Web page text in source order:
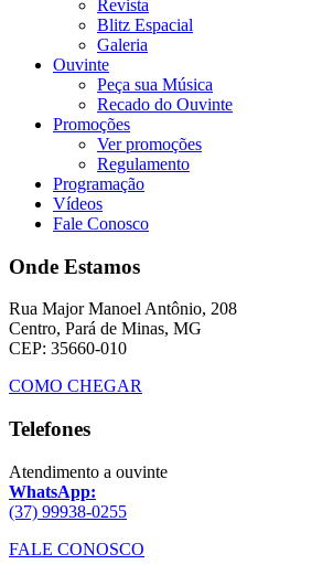
Revista
Blitz Espacial
Galeria
Ouvinte
Peça sua Música
Recado do Ouvinte
Promoções
Ver promoções
Regulamento
Programação
Vídeos
Fale Conosco
Onde Estamos
Rua Major Manoel Antônio, 208
Centro, Pará de Minas, MG
CEP: 35660-010
COMO CHEGAR
Telefones
Atendimento a ouvinte
WhatsApp:
(37) 99938-0255
FALE CONOSCO